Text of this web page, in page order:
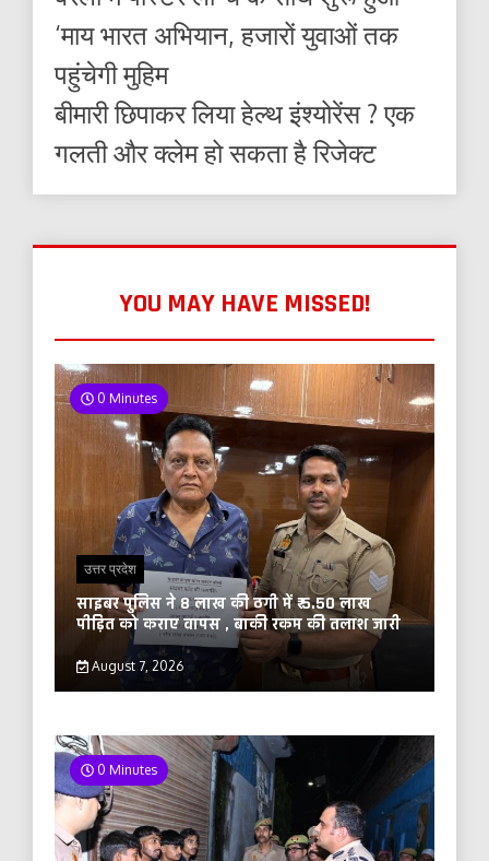
‘माय भारत अभियान, हजारों युवाओं तक
पहुंचेगी मुहिम
बीमारी छिपाकर लिया हेल्थ इंश्योरेंस ? एक
गलती और क्लेम हो सकता है रिजेक्ट
YOU MAY HAVE MISSED!
0 Minutes
उत्तर प्रदेश
साइबर पुलिस ने 8 लाख की ठगी में ₹ 5.50 लाख
पीड़ित को कराए वापस , बाकी रकम की तलाश जारी
August 7, 2026
0 Minutes